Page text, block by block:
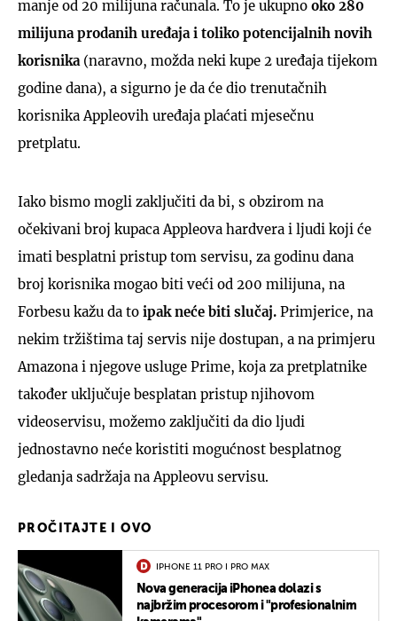
manje od 20 milijuna računala. To je ukupno oko 280
milijuna prodanih uređaja i toliko potencijalnih novih
korisnika(naravno, možda neki kupe 2 uređaja tijekom
godine dana), a sigurno je da će dio trenutačnih
korisnika Appleovih uređaja plaćati mjesečnu
pretplatu.
Iako bismo mogli zaključiti da bi, s obzirom na
očekivani broj kupaca Appleova hardvera i ljudi koji će
imati besplatni pristup tom servisu, za godinu dana
broj korisnika mogao biti veći od 200 milijuna, na
Forbesu kažu da to ipak neće biti slučaj. Primjerice, na
nekim tržištima taj servis nije dostupan, a na primjeru
Amazona i njegove usluge Prime, koja za pretplatnike
također uključuje besplatan pristup njihovom
videoservisu, možemo zaključiti da dio ljudi
jednostavno neće koristiti mogućnost besplatnog
gledanja sadržaja na Appleovu servisu.
PROČITAJTE I OVO
IPHONE 11 PRO I PRO MAX
Nova generacija iPhonea dolazi s
najbržim procesorom i "profesionalnim